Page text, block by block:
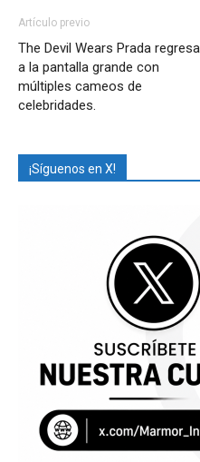
Artículo previo
The Devil Wears Prada regresa
a la pantalla grande con
múltiples cameos de
celebridades.
¡Síguenos en X!